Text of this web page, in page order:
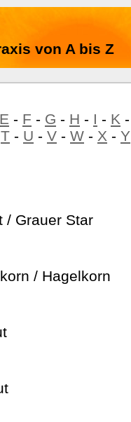
von A bis Z
E - F - G - H - I - K
T - U - V - W - X - Y
/ Grauer Star
/ Hagelkorn